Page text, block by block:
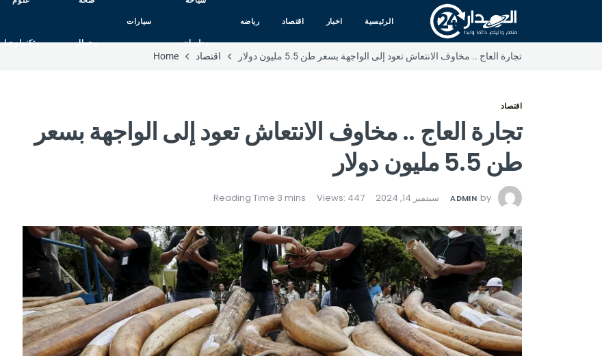
الرئيسية اخبار اقتصاد رياضه
وطيران
سيارات
وجمال وتكنولوجيا
تجارة العاج .. مخاوف الانتعاش تعود إلى الواجهة بسعر طن 5.5 مليون دولار
اقتصاد Home
اقتصاد
تجارة العاج .. مخاوف الانتعاش تعود إلى الواجهة بسعر
طن 5.5 مليون دولار
by
ADMIN سبتمبر 14, 2024 Views: 447